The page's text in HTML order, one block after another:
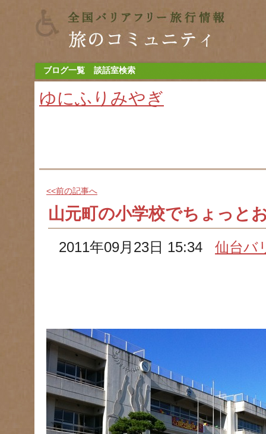
ブログ一覧 談話室検索
ゆにふりみやぎ
<<前の記事へ
山元町の小学校でちょっと
2011年09月23日 15:34仙台バ